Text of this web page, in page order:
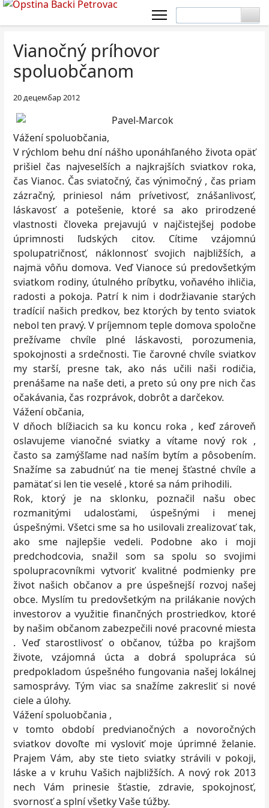
Vianočný príhovor
spoluobčanom
20 децембар 2012
Vážení spoluobčania,
V rýchlom behu dní nášho uponáhľaného života opäť
prišiel čas najveselších a najkrajších sviatkov roka,
čas Vianoc. Čas sviatočný, čas výnimočný , čas priam
zázračný, priniesol nám prívetivosť, znášanlivosť,
láskavosť a potešenie, ktoré sa ako prirodzené
vlastnosti človeka prejavujú v najčistejšej podobe
úprimnosti ľudských citov. Cítime vzájomnú
spolupatričnosť, náklonnosť svojich najbližších, a
najmä vôňu domova. Veď Vianoce sú predovšetkým
sviatkom rodiny, útulného príbytku, voňavého ihličia,
radosti a pokoja. Patrí k nim i dodržiavanie starých
tradícií našich predkov, bez ktorých by tento sviatok
nebol ten pravý. V príjemnom teple domova spoločne
prežívame chvíle plné láskavosti, porozumenia,
spokojnosti a srdečnosti. Tie čarovné chvíle sviatkov
my starší, presne tak, ako nás učili naši rodičia,
prenášame na naše deti, a preto sú ony pre nich čas
očakávania, čas rozprávok, dobrôt a darčekov.
Vážení občania,
V dňoch blížiacich sa ku koncu roka , keď zároveň
oslavujeme vianočné sviatky a vítame nový rok ,
často sa zamýšľame nad naším bytím a pôsobením.
Snažíme sa zabudnúť na tie menej šťastné chvíle a
pamätať si len tie veselé , ktoré sa nám prihodili.
Rok, ktorý je na sklonku, poznačil našu obec
rozmanitými udalosťami, úspešnými i menej
úspešnými. Všetci sme sa ho usilovali zrealizovať tak,
ako sme najlepšie vedeli. Podobne ako i moji
predchodcovia, snažil som sa spolu so svojimi
spolupracovníkmi vytvoriť kvalitné podmienky pre
život našich občanov a pre úspešnejší rozvoj našej
obce. Myslím tu predovšetkým na prilákanie nových
investorov a využitie finančných prostriedkov, ktoré
by našim občanom zabezpečili nové pracovné miesta
. Veď starostlivosť o občanov, túžba po krajšom
živote, vzájomná úcta a dobrá spolupráca sú
predpokladom úspešného fungovania našej lokálnej
samosprávy. Tým viac sa snažíme zakresliť si nové
ciele a úlohy.
Vážení spoluobčania ,
v tomto období predvianočných a novoročných
sviatkov dovoľte mi vysloviť moje úprimné želanie.
Prajem Vám, aby ste tieto sviatky strávili v pokoji,
láske a v kruhu Vašich najbližších. A nový rok 2013
nech Vám prinesie šťastie, zdravie, spokojnosť,
svornosť a splní všetky Vaše túžby.